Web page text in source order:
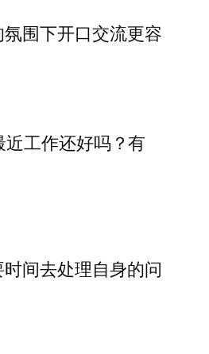
围下开口交流更容
工作还好吗？有
间去处理自身的问